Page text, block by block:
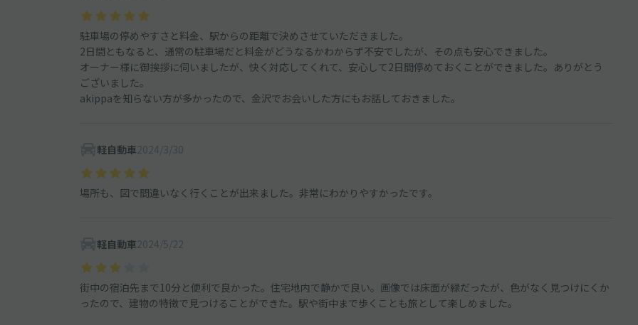
駐車場の停めやすさと料金、駅からの距離で決めさせていただきました。
2日間ともなると、通常の駐車場だと料金がどうなるかわからず不安でしたが、その点も安心できました。
オーナー様に御挨拶に伺いましたが、快く対応してくれて、安心して2日間停めておくことができました。ありがとう
ございました。
akippaを知らない方が多かったので、金沢でお会いした方にもお話しておきました。
軽自動車2024/3/30
場所も、図で間違いなく行くことが出来ました。非常にわかりやすかったです。
軽自動車2024/5/22
街中の宿泊先まで10分と便利で良かった。住宅地内で静かで良い。画像では床面が緑だったが、色がなく見つけにくか
ったので、建物の特徴で見つけることができた。駅や街中まで歩くことも旅として楽しめました。